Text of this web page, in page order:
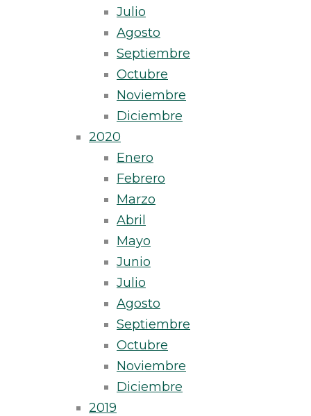
Julio
Agosto
Septiembre
Octubre
Noviembre
Diciembre
2020
Enero
Febrero
Marzo
Abril
Mayo
Junio
Julio
Agosto
Septiembre
Octubre
Noviembre
Diciembre
2019